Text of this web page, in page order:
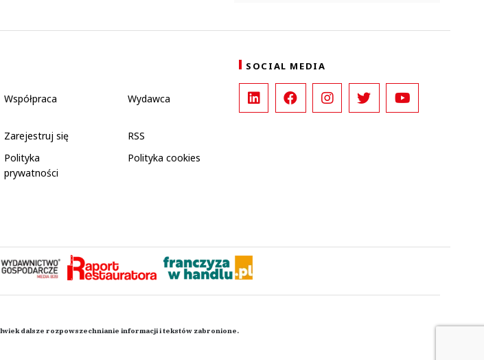
Współpraca Wydawca
Zarejestruj się
RSS
Polityka
prywatności
Polityka cookies
SOCIAL MEDIA
dalsze rozpowszechnianie informacji i tekstów zabronione.